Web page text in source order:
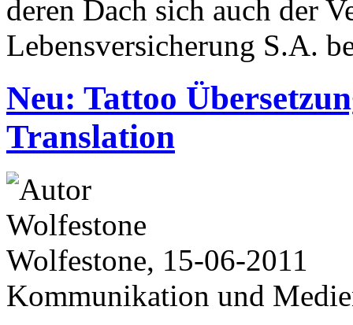
deren Dach sich auch der
Lebensversicherung S.A.
Neu: Tattoo
Translation
Wolfestone, 15-06-2011
Kommunikation und